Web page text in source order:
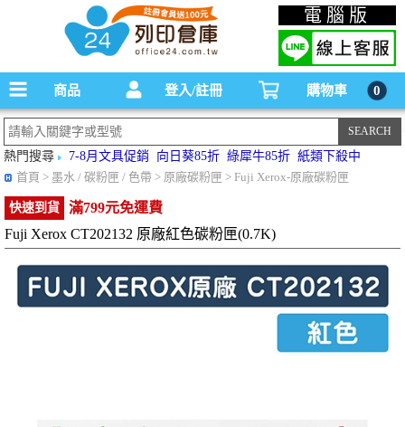
碳粉匣，墨水匣,原廠碳粉匣，副廠碳粉匣，環保碳粉匣,連續供墨印表機-office24列印
倉庫線上購物手機版
電腦版
商品 登入/註冊 購物車 0
熱門搜尋 7-8月文具促銷 向日葵85折 綠犀牛85折 紙類下殺中
首頁 > 墨水 / 碳粉匣 / 色帶 > 原廠碳粉匣 > Fuji Xerox-原廠碳粉匣
快速到貨
滿799元免運費
Fuji Xerox CT202132 原廠紅色碳粉匣(0.7K)